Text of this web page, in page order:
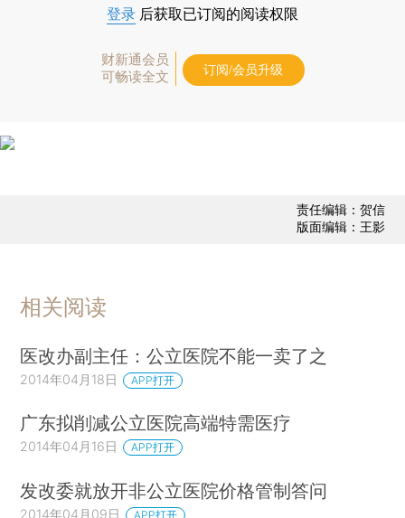
登录 后获取已订阅的阅读权限
财新通会员
可畅读全文
订阅/会员升级
责任编辑：贺信
版面编辑：王影
相关阅读
医改办副主任：公立医院不能一卖了之
2014年04月18日 APP打开
广东拟削减公立医院高端特需医疗
2014年04月16日 APP打开
发改委就放开非公立医院价格管制答问
2014年04月09日 APP打开